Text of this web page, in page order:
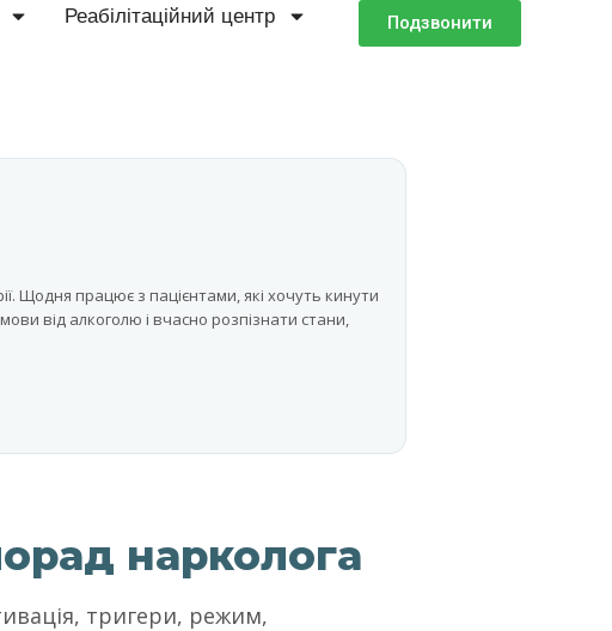
Реабілітаційний центр
Подзвонити
Щодня працює з пацієнтами, які хочуть кинути
від алкоголю і вчасно розпізнати стани,
нарколога
тригери, режим,